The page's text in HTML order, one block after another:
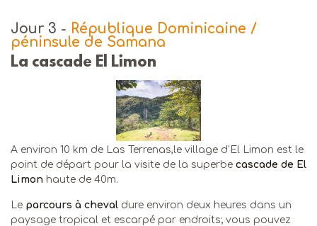
Jour 3 - République Dominicaine /
péninsule de Samana
La cascade El Limon
A environ 10 km de Las Terrenas,le village d’El Limon est le
point de départ pour la visite de la superbe cascade de El
Limon haute de 40m.
Le parcours à cheval dure environ deux heures dans un
paysage tropical et escarpé par endroits; vous pouvez